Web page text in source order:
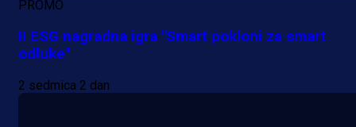
PROMO
II ESG nagradna igra "Smart pokloni za smart
odluke"
2 sedmica 2 dan